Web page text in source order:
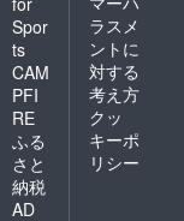
Spor
ts
CAM
PFI
RE
ふる
さと
納税
AD
ラスメ
ントに
対する
考え方
クッ
キーポ
リシー